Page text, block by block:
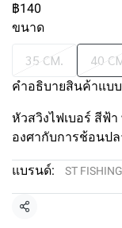
฿140
ขนาด
35 CM. 40
คำอธิบายสินค้าแบ
หัวสวิงไฟเบอร์ สีฟ้
องศากับการช้อนปล
แบรนด์: ST FISHING
แชร์